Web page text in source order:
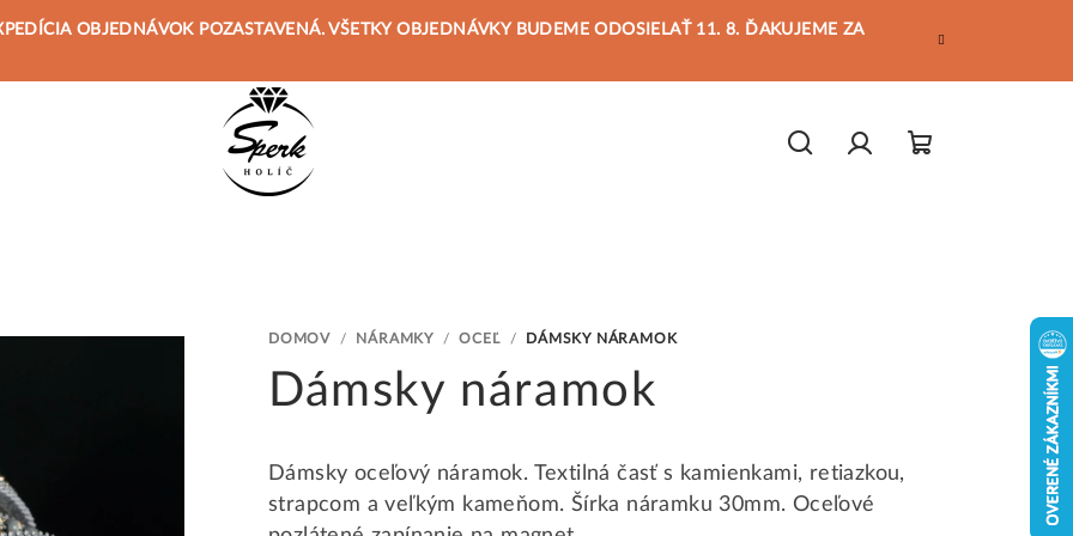
OBJEDNÁVOK POZASTAVENÁ. VŠETKY OBJEDNÁVKY BUDEME ODOSIELAŤ 11. 8. ĎAKUJEME ZA
DOMOV / NÁRAMKY / OCEĽ / DÁMSKY NÁRAMOK
Dámsky náramok
Dámsky oceľový náramok. Textilná časť s kamienkami, retiazkou,
strapcom a veľkým kameňom. Šírka náramku 30mm. Oceľové